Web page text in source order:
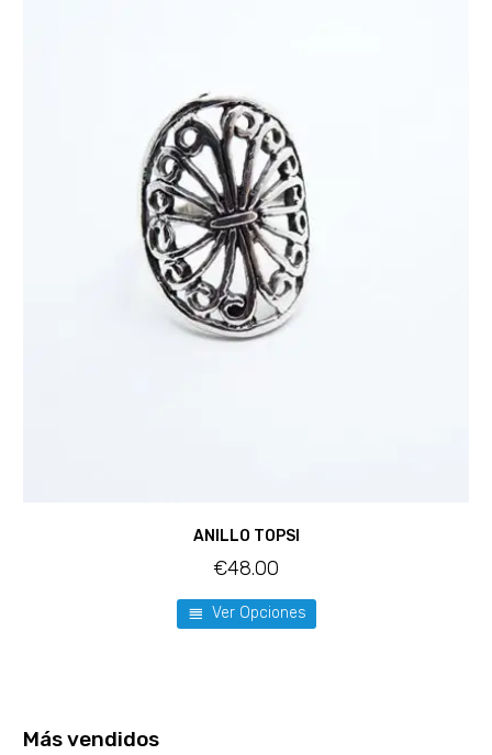
ANILLO TOPSI
€48.00
Ver Opciones
Más vendidos